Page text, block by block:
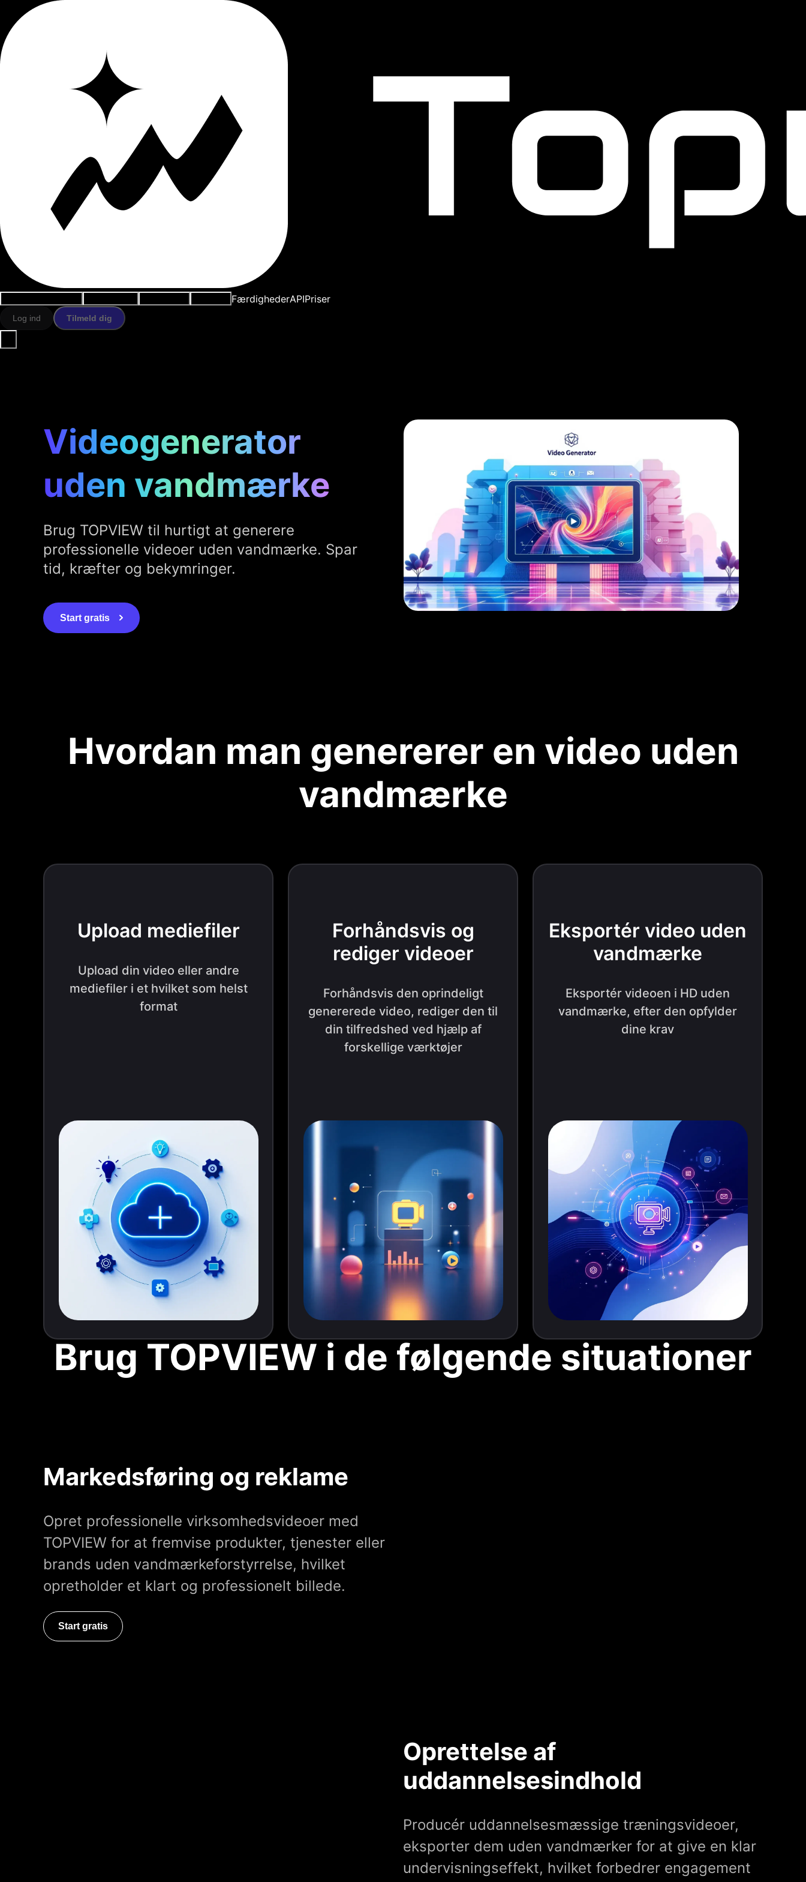
FærdighederAPIPriser
Log ind Tilmeld dig
Videogenerator
uden vandmærke
Brug TOPVIEW til hurtigt at generere
professionelle videoer uden vandmærke. Spar
tid, kræfter og bekymringer.
Start gratis
Hvordan man genererer en video uden
vandmærke
Upload mediefiler
Upload din video eller andre
mediefiler i et hvilket som helst
format
Forhåndsvis og
rediger videoer
Forhåndsvis den oprindeligt
genererede video, rediger den til
din tilfredshed ved hjælp af
forskellige værktøjer
Eksportér video uden
vandmærke
Eksportér videoen i HD uden
vandmærke, efter den opfylder
dine krav
Brug TOPVIEW i de følgende situationer
Markedsføring og reklame
Opret professionelle virksomhedsvideoer med
TOPVIEW for at fremvise produkter, tjenester eller
brands uden vandmærkeforstyrrelse, hvilket
opretholder et klart og professionelt billede.
Start gratis
Oprettelse af
uddannelsesindhold
Producér uddannelsesmæssige træningsvideoer,
eksporter dem uden vandmærker for at give en klar
undervisningseffekt, hvilket forbedrer engagement